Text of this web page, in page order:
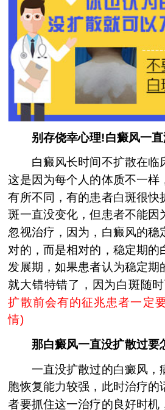
别存侥幸心理!白癜风一直
白癜风长时间不扩散在临
这是因为每个人的体质不一样
有所不同，有的患者白斑很快
斑一直没变化，但患者不能因
忽视治疗，因为，白癜风的稳
对的，而是相对的，稳定期的
发展期，如果患者认为稳定期
就大错特错了，因为白斑随时
扩散前会有的征兆患者一定
情)
那白癜风一直没扩散过要
一直没扩散过的白癜风，
胞恢复能力较强，此时治疗的
者要抓住这一治疗的良好时机